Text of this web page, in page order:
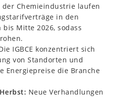
der Chemieindustrie laufen
in den
Mitte 2026, sodass
IGBCE konzentriert sich
von Standorten und
Energiepreise die Branche
Neue Verhandlungen